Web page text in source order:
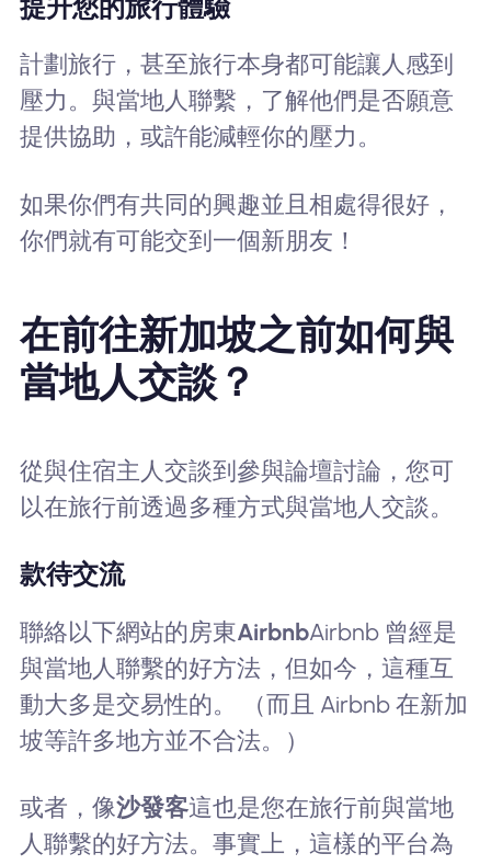
提升您的旅行體驗
計劃旅行，甚至旅行本身都可能讓人感到
壓力。與當地人聯繫，了解他們是否願意
提供協助，或許能減輕你的壓力。
如果你們有共同的興趣並且相處得很好，
你們就有可能交到一個新朋友！
在前往新加坡之前如何與
當地人交談？
從與住宿主人交談到參與論壇討論，您可
以在旅行前透過多種方式與當地人交談。
款待交流
聯絡以下網站的房東AirbnbAirbnb 曾經是
與當地人聯繫的好方法，但如今，這種互
動大多是交易性的。 （而且 Airbnb 在新加
坡等許多地方並不合法。）
或者，像沙發客這也是您在旅行前與當地
人聯繫的好方法。事實上，這樣的平台為